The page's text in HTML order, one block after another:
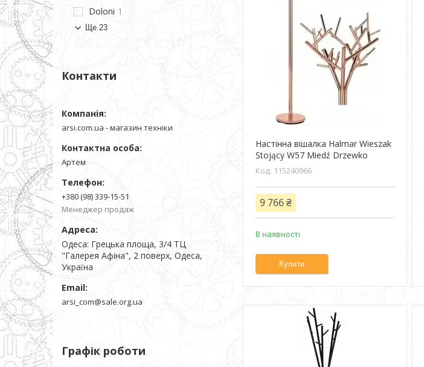
Doloni 1
Ще 23
Контакти
arsi.com.ua - магазин техніки
Артем
+380 (98) 339-15-51
Менеджер продаж
Одеса: Грецька площа, 3/4 ТЦ
"Галерея Афіна", 2 поверх, Одеса,
Україна
arsi_com@sale.org.ua
Графік роботи
Настінна вішалка Halmar Wieszak
Stojący W57 Miedź Drzewko
115240966
9 766 ₴
В наявності
Купити